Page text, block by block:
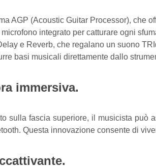
AGP (Acoustic Guitar Processor), che
integrato per catturare ogni
e Reverb, che regalano un suono
basi musicali direttamente dallo
immersiva.
sulla fascia superiore, il musicista
Questa innovazione consente di